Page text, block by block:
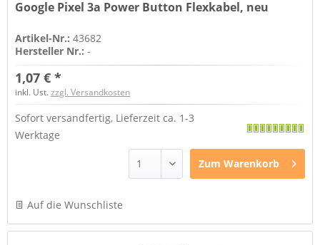
Google Pixel 3a Power Button Flexkabel, neu
Artikel-Nr.:43682
Hersteller Nr.:-
1,07 € *
inkl. Ust.zzgl. Versandkosten
Sofort versandfertig, Lieferzeit ca. 1-3
Werktage
Zum Warenkorb
Auf die Wunschliste